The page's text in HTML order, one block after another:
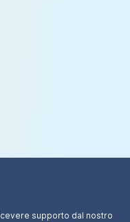
supporto dal nostro